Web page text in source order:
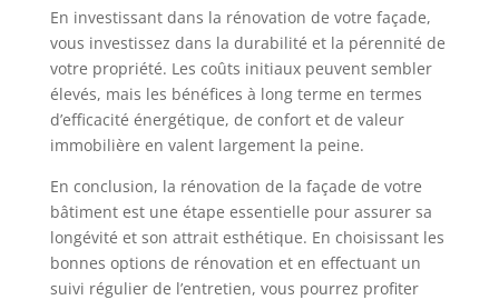
En investissant dans la rénovation de votre façade,
vous investissez dans la durabilité et la pérennité de
votre propriété. Les coûts initiaux peuvent sembler
élevés, mais les bénéfices à long terme en termes
d’efficacité énergétique, de confort et de valeur
immobilière en valent largement la peine.
En conclusion, la rénovation de la façade de votre
bâtiment est une étape essentielle pour assurer sa
longévité et son attrait esthétique. En choisissant les
bonnes options de rénovation et en effectuant un
suivi régulier de l’entretien, vous pourrez profiter